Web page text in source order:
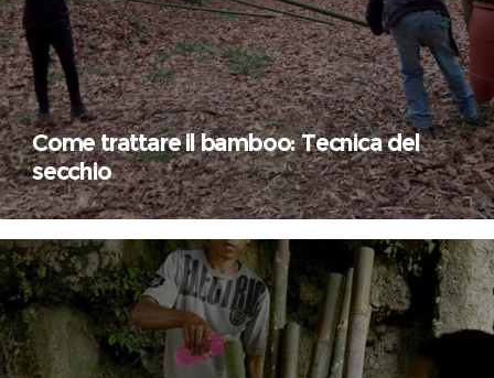
Come trattare il bamboo: Tecnica del
secchio